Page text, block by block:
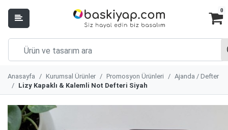
0
Anasayfa Kurumsal Ürünler Promosyon Ürünleri
Ajanda / Defter
Lizy Kapaklı & Kalemli Not Defteri Siyah